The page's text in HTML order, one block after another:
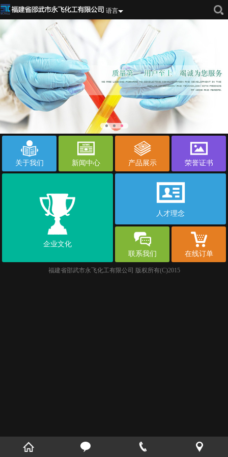
语言
关于我们 新闻中心 产品展示 荣誉证书
企业文化
人才理念
联系我们 在线订单
福建省邵武市永飞化工有限公司 版权所有(C)2015